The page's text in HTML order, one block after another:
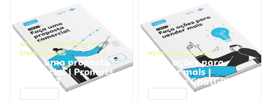
NEGÓCIOS, PROCESSOS
EMPRESARIAIS
Faça uma proposta
comercial | Prompts
ChatGPT
NEGÓCIOS, VENDAS
Faça ações para
vender mais |
Prompts ChatGPT